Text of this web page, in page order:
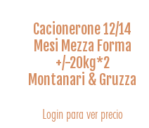
Cacionerone 12/14
Mesi Mezza Forma
+/-20kg*2
Montanari & Gruzza
Login para ver precio